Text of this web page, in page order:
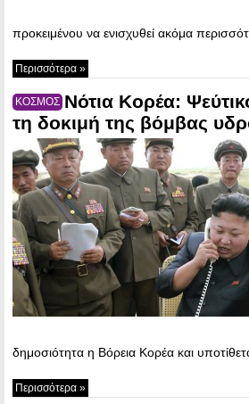
προκειμένου να ενισχυθεί ακόμα
Περισσότερα »
ΚΟΣΜΟΣ Νότια Κορέα:
τη δοκιμή της βόμβας
δημοσιότητα η Βόρεια Κορέα και
Περισσότερα »